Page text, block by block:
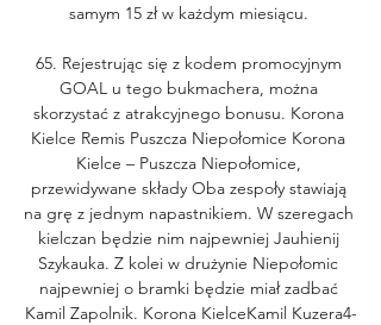
samym 15 zł w każdym miesiącu.
65. Rejestrując się z kodem promocyjnym
GOAL u tego bukmachera, można
skorzystać z atrakcyjnego bonusu. Korona
Kielce Remis Puszcza Niepołomice Korona
Kielce – Puszcza Niepołomice,
przewidywane składy Oba zespoły stawiają
na grę z jednym napastnikiem. W szeregach
kielczan będzie nim najpewniej Jauhienij
Szykauka. Z kolei w drużynie Niepołomic
najpewniej o bramki będzie miał zadbać
Kamil Zapolnik. Korona KielceKamil Kuzera4-